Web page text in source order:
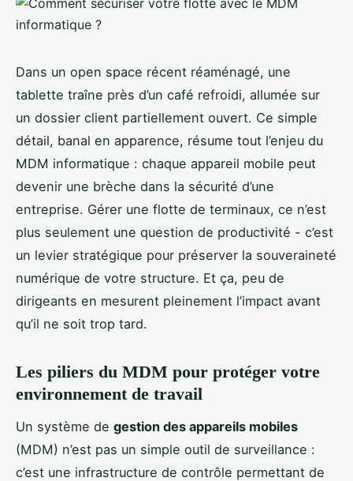
Dans un open space récent réaménagé, une
tablette traîne près d’un café refroidi, allumée sur
un dossier client partiellement ouvert. Ce simple
détail, banal en apparence, résume tout l’enjeu du
MDM informatique : chaque appareil mobile peut
devenir une brèche dans la sécurité d’une
entreprise. Gérer une flotte de terminaux, ce n’est
plus seulement une question de productivité - c’est
un levier stratégique pour préserver la souveraineté
numérique de votre structure. Et ça, peu de
dirigeants en mesurent pleinement l’impact avant
qu’il ne soit trop tard.
Les piliers du MDM pour protéger votre
environnement de travail
Un système de gestion des appareils mobiles
(MDM) n’est pas un simple outil de surveillance :
c’est une infrastructure de contrôle permettant de